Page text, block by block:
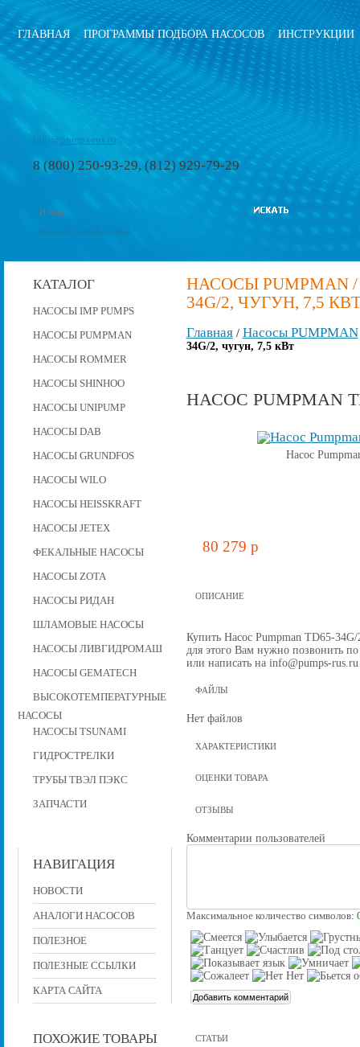
ГЛАВНАЯ ПРОГРАММЫ ПОДБОРА НАСОСОВ ИНСТРУКЦИИ
info@pumps-rus.ru
8 (800) 250-93-29, (812) 929-79-29
расширенный поиск
КАТАЛОГ
НАСОСЫ IMP PUMPS
НАСОСЫ PUMPMAN
НАСОСЫ ROMMER
НАСОСЫ SHINHOO
НАСОСЫ UNIPUMP
НАСОСЫ DAB
НАСОСЫ GRUNDFOS
НАСОСЫ WILO
НАСОСЫ HEISSKRAFT
НАСОСЫ JETEX
ФЕКАЛЬНЫЕ НАСОСЫ
НАСОСЫ ZOTA
НАСОСЫ РИДАН
ШЛАМОВЫЕ НАСОСЫ
НАСОСЫ ЛИВГИДРОМАШ
НАСОСЫ GEMATECH
ВЫСОКОТЕМПЕРАТУРНЫЕ
НАСОСЫ
НАСОСЫ TSUNAMI
ГИДРОСТРЕЛКИ
ТРУБЫ ТВЭЛ ПЭКС
ЗАПЧАСТИ
НАВИГАЦИЯ
НОВОСТИ
АНАЛОГИ НАСОСОВ
ПОЛЕЗНОЕ
ПОЛЕЗНЫЕ ССЫЛКИ
КАРТА САЙТА
ПОХОЖИЕ ТОВАРЫ
НАСОСЫ PUMPMAN /
34G/2, ЧУГУН, 7,5
Главная/ Насосы PUMPMAN
34G/2, чугун, 7,5 кВт
НАСОС PUMPMAN
Насос
80 279 p
ОПИСАНИЕ
Купить Насос Pumpman TD65-
для этого Вам нужно позвонить
или написать на info@pumps-rus.ru
ФАЙЛЫ
Нет файлов
ХАРАКТЕРИСТИКИ
ОЦЕНКИ ТОВАРА
ОТЗЫВЫ
Комментарии пользователей
Максимальное количество символов:
СТАТЬИ